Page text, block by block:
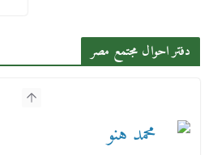
دفتر احوال مجتمع مصر